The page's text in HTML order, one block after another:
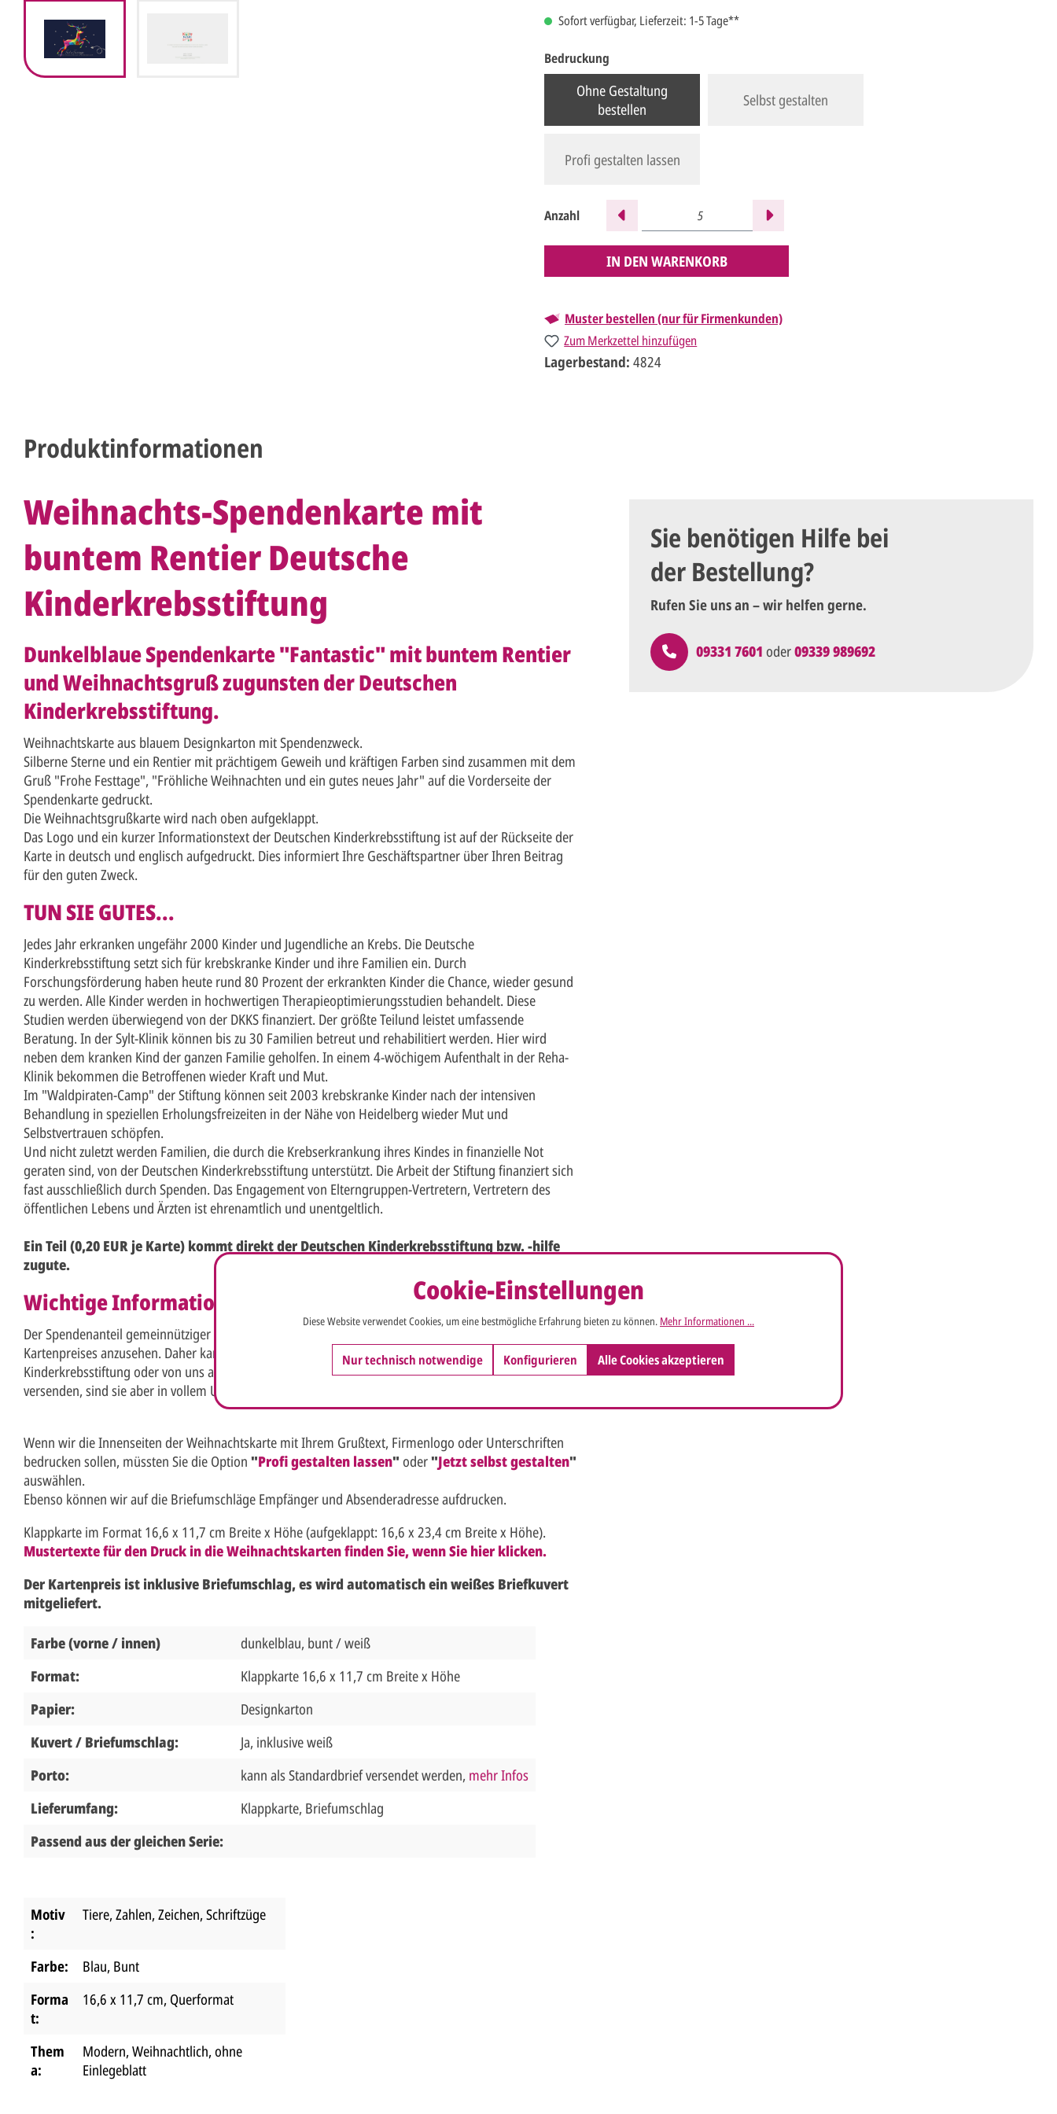
Sofort verfügbar, Lieferzeit: 1-5 Tage**
Bedruckung
Ohne Gestaltung
bestellen
Selbst gestalten
Profi gestalten lassen
Anzahl
IN DEN WARENKORB
Muster bestellen (nur für Firmenkunden)
Zum Merkzettel hinzufügen
Lagerbestand: 4824
Produktinformationen
Weihnachts-Spendenkarte mit
buntem Rentier Deutsche
Kinderkrebsstiftung
Dunkelblaue Spendenkarte "Fantastic" mit buntem Rentier
und Weihnachtsgruß zugunsten der Deutschen
Kinderkrebsstiftung.
Weihnachtskarte aus blauem Designkarton mit Spendenzweck.
Silberne Sterne und ein Rentier mit prächtigem Geweih und kräftigen Farben sind zusammen mit dem
Gruß "Frohe Festtage", "Fröhliche Weihnachten und ein gutes neues Jahr" auf die Vorderseite der
Spendenkarte gedruckt.
Die Weihnachtsgrußkarte wird nach oben aufgeklappt.
Das Logo und ein kurzer Informationstext der Deutschen Kinderkrebsstiftung ist auf der Rückseite der
Karte in deutsch und englisch aufgedruckt. Dies informiert Ihre Geschäftspartner über Ihren Beitrag
für den guten Zweck.
TUN SIE GUTES...
Jedes Jahr erkranken ungefähr 2000 Kinder und Jugendliche an Krebs. Die Deutsche
Kinderkrebsstiftung setzt sich für krebskranke Kinder und ihre Familien ein. Durch
Forschungsförderung haben heute rund 80 Prozent der erkrankten Kinder die Chance, wieder gesund
zu werden. Alle Kinder werden in hochwertigen Therapieoptimierungsstudien behandelt. Diese
Studien werden überwiegend von der DKKS finanziert. Der größte Teilund leistet umfassende
Beratung. In der Sylt-Klinik können bis zu 30 Familien betreut und rehabilitiert werden. Hier wird
neben dem kranken Kind der ganzen Familie geholfen. In einem 4-wöchigem Aufenthalt in der Reha-
Klinik bekommen die Betroffenen wieder Kraft und Mut.
Im "Waldpiraten-Camp" der Stiftung können seit 2003 krebskranke Kinder nach der intensiven
Behandlung in speziellen Erholungsfreizeiten in der Nähe von Heidelberg wieder Mut und
Selbstvertrauen schöpfen.
Und nicht zuletzt werden Familien, die durch die Krebserkrankung ihres Kindes in finanzielle Not
geraten sind, von der Deutschen Kinderkrebsstiftung unterstützt. Die Arbeit der Stiftung finanziert sich
fast ausschließlich durch Spenden. Das Engagement von Elterngruppen-Vertretern, Vertretern des
öffentlichen Lebens und Ärzten ist ehrenamtlich und unentgeltlich.
Ein Teil (0,20 EUR je Karte) kommt direkt der Deutschen Kinderkrebsstiftung bzw. -hilfe
zugute.
Wichtige Information zur steuerlichen Absetzbarkeit:
Der Spendenanteil gemeinnütziger Weihnachts- und Grußkarten ist lt. Bundesfinanzhof als Teil des
Kartenpreises anzusehen. Daher kann keine Spendenbescheinigung der Deutschen
Kinderkrebsstiftung oder von uns ausgestellt werden. Wenn Sie die Karten an Ihre Geschäftspartner
versenden, sind sie aber in vollem Umfang als Betriebsausgabe absetzbar.
Wenn wir die Innenseiten der Weihnachtskarte mit Ihrem Grußtext, Firmenlogo oder Unterschriften
bedrucken sollen, müssten Sie die Option "Profi gestalten lassen" oder"Jetzt selbst gestalten"
auswählen.
Ebenso können wir auf die Briefumschläge Empfänger und Absenderadresse aufdrucken.
Klappkarte im Format 16,6 x 11,7 cm Breite x Höhe (aufgeklappt: 16,6 x 23,4 cm Breite x Höhe).
Mustertexte für den Druck in die Weihnachtskarten finden Sie, wenn Sie hier klicken.
Der Kartenpreis ist inklusive Briefumschlag, es wird automatisch ein weißes Briefkuvert
mitgeliefert.
Farbe (vorne / innen)
dunkelblau, bunt / weiß
Format:
Klappkarte 16,6 x 11,7 cm Breite x Höhe
Papier:
Designkarton
Kuvert / Briefumschlag:
Ja, inklusive weiß
Porto:
kann als Standardbrief versendet werden, mehr Infos
Lieferumfang:
Klappkarte, Briefumschlag
Passend aus der gleichen Serie:
Motiv
:
Tiere, Zahlen, Zeichen, Schriftzüge
Farbe: Blau, Bunt
Forma
t:
16,6 x 11,7 cm, Querformat
Them
a:
Modern, Weihnachtlich, ohne
Einlegeblatt
Sie benötigen Hilfe bei
der Bestellung?
Rufen Sie uns an – wir helfen gerne.
09331 7601 oder09339 989692
Cookie-Einstellungen
Diese Website verwendet Cookies, um eine bestmögliche Erfahrung bieten zu können. Mehr Informationen ...
Nur technisch notwendige Konfigurieren Alle Cookies akzeptieren